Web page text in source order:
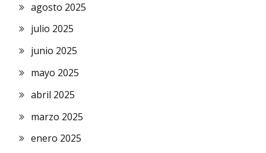
agosto 2025
julio 2025
junio 2025
mayo 2025
abril 2025
marzo 2025
enero 2025